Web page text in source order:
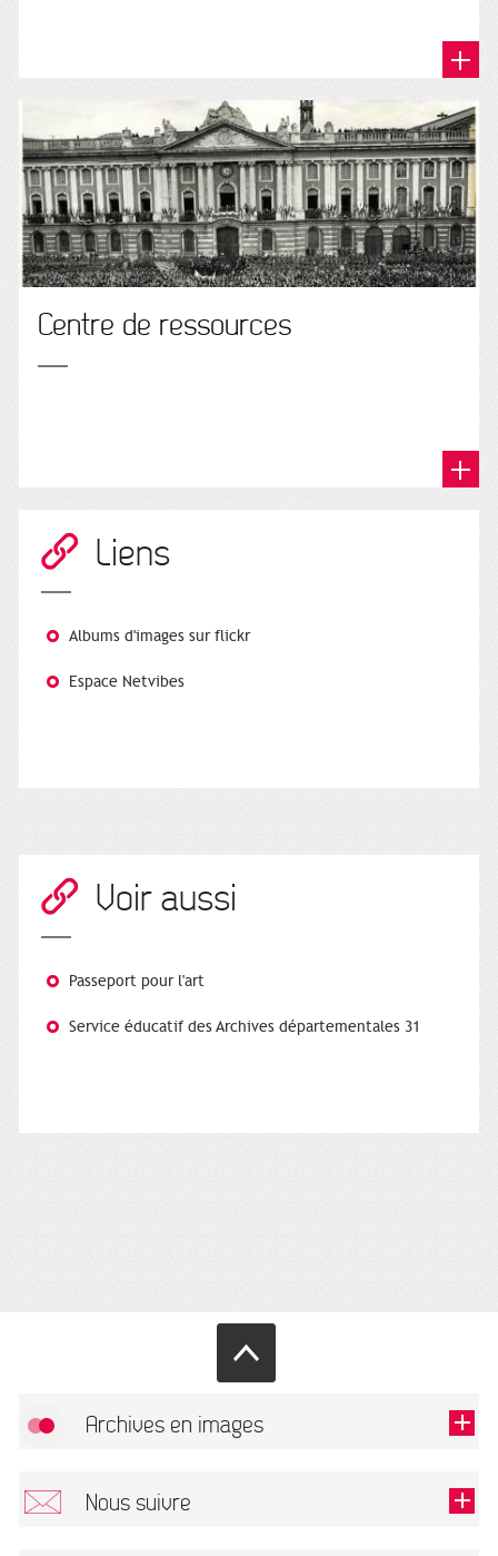
Centre de ressources
Liens
Albums d'images sur flickr
Espace Netvibes
Voir aussi
Passeport pour l'art
Service éducatif des Archives départementales 31
Archives en images
Nous suivre